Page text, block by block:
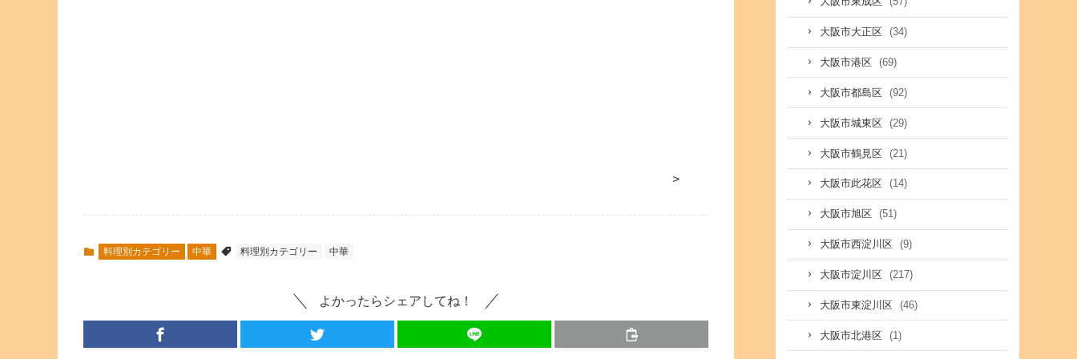
>
料理別カテゴリー 中華 料理別カテゴリー 中華
よかったらシェアしてね！
大阪市大正区 (34)
大阪市港区 (69)
大阪市都島区 (92)
大阪市城東区 (29)
大阪市鶴見区 (21)
大阪市此花区 (14)
大阪市旭区 (51)
大阪市西淀川区 (9)
大阪市淀川区 (217)
大阪市東淀川区 (46)
大阪市北港区 (1)